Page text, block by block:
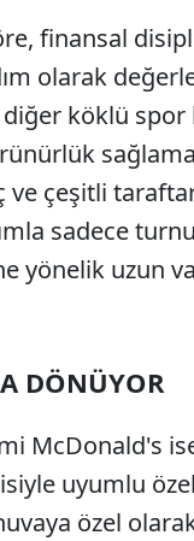
finansal
olarak
diğer köklü
sağlama
ve çeşitli
sadece
yönelik uzun
DÖNÜYOR
McDonald's
uyumlu
özel